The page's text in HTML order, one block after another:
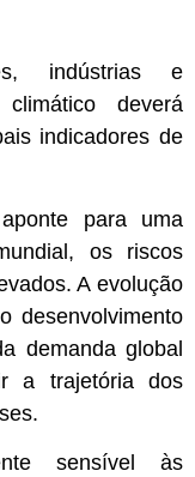
indústrias e
deverá
indicadores de
para uma
os riscos
A evolução
desenvolvimento
demanda global
a trajetória dos
sensível às